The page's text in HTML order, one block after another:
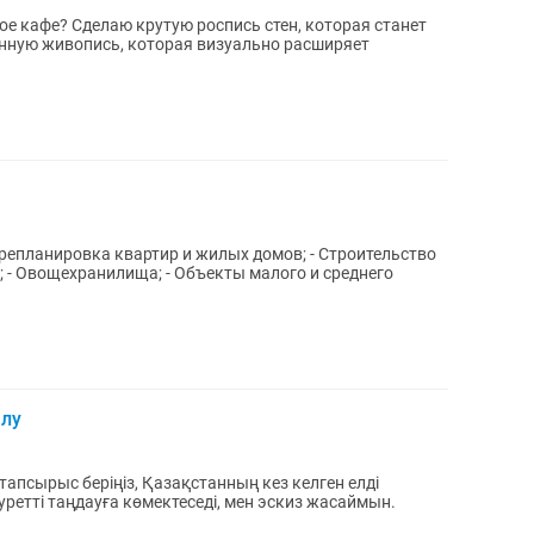
кафе? Сделаю крутую роспись стен, которая станет
живопись, которая визуально расширяет
беріңіз, Қазақстанның кез келген елді
таңдауға көмектеседі, мен эскиз жасаймын.